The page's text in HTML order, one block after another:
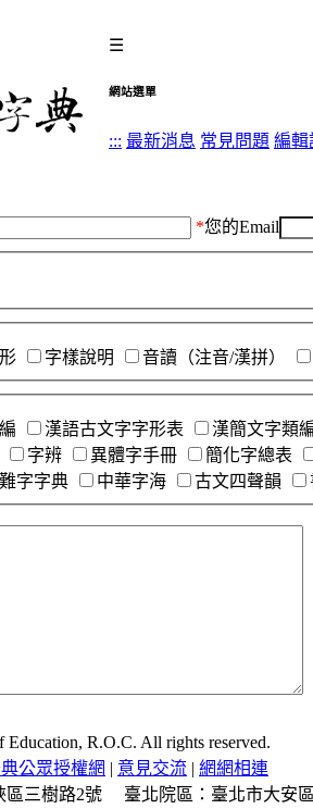
☰
網站選單
::: 最新消息 常見問題 編輯
*您的Email
字樣說明 音讀（注音/漢拼）
漢語古文字字形表 漢簡文字類
字辨 異體字手冊 簡化字總表
字字典 中華字海 古文四聲韻
R.O.C. All rights reserved.
公眾授權網 | 意見交流 | 網網相連
區三樹路2號
臺北院區：臺北市大安